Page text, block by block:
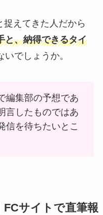
えてきた人だから
と、納得できるタイ
いでしょうか。
編集部の予想であ
言したものではあ
信を待ちたいとこ
FCサイトで直筆報